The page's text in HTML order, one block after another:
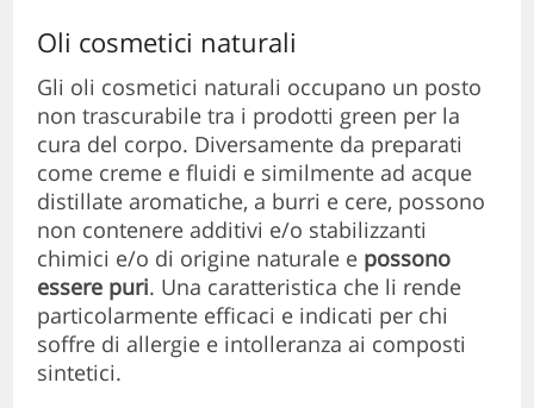
Oli cosmetici naturali
Gli oli cosmetici naturali occupano un posto
non trascurabile tra i prodotti green per la
cura del corpo. Diversamente da preparati
come creme e fluidi e similmente ad acque
distillate aromatiche, a burri e cere, possono
non contenere additivi e/o stabilizzanti
chimici e/o di origine naturale e possono
essere puri. Una caratteristica che li rende
particolarmente efficaci e indicati per chi
soffre di allergie e intolleranza ai composti
sintetici.